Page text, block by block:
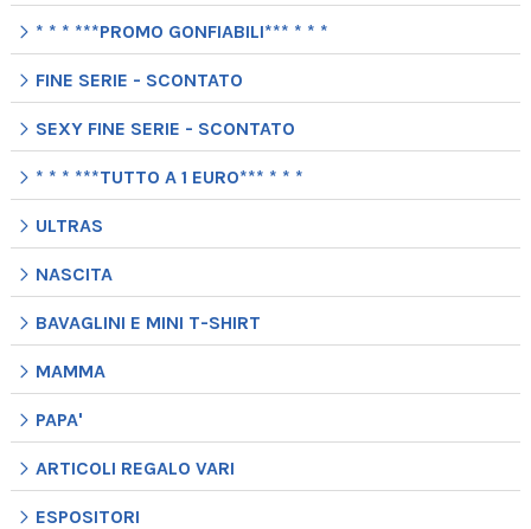
* * * ***PROMO GONFIABILI*** * * *
FINE SERIE - SCONTATO
SEXY FINE SERIE - SCONTATO
* * * ***TUTTO A 1 EURO*** * * *
ULTRAS
NASCITA
BAVAGLINI E MINI T-SHIRT
MAMMA
PAPA'
ARTICOLI REGALO VARI
ESPOSITORI